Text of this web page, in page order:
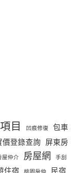
目 凹痕修復
包車
價登錄查詢 屏東房
屋仲介 房屋網
手刮